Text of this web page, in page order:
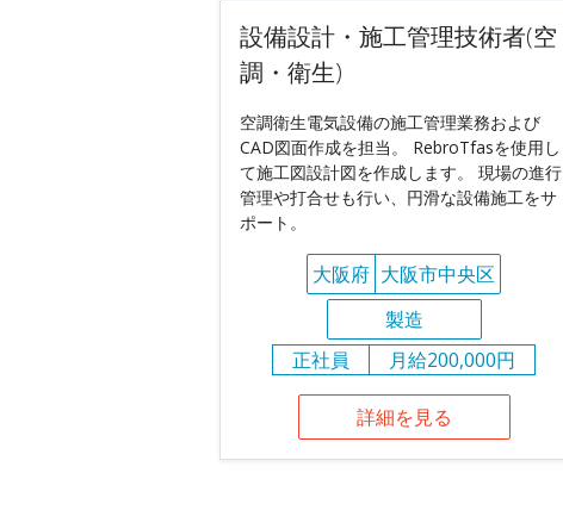
設備設計・施工管理技術者(空
調・衛生)
空調衛生電気設備の施工管理業務および
CAD図面作成を担当。 RebroTfasを使用し
て施工図設計図を作成します。 現場の進行
管理や打合せも行い、円滑な設備施工をサ
ポート。
大阪府 大阪市中央区
製造
正社員
月給200,000円
詳細を見る